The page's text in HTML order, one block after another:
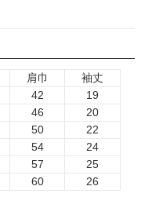
書かれたキャラクタ
制作をお断りする場合
ルを当店からお送りす
前に当店までご連絡い
ます。
肩巾
袖丈
42
19
46
20
50
22
54
24
57
25
60 26